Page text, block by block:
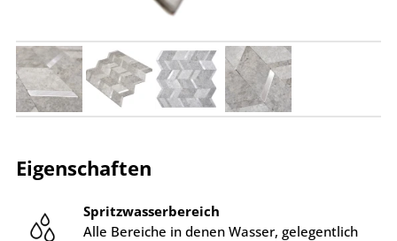
Eigenschaften
Spritzwasserbereich
Alle Bereiche in denen Wasser, gelegentlich